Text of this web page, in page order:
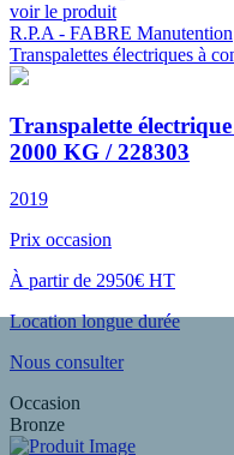
voir le produit
R.P.A - FABRE Manutention
Transpalettes électriques à
Transpalette
2000 KG / 228303
2019
Prix occasion
À partir de 2950€ HT
Location longue durée
Nous consulter
Occasion
Bronze